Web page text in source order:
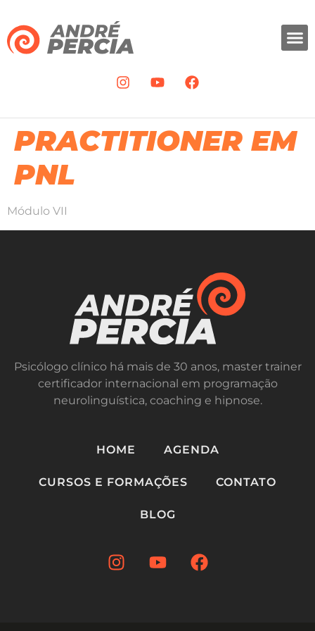
PRACTITIONER EM
PNL
Módulo VII
Psicólogo clínico há mais de 30 anos, master trainer
certificador internacional em programação
neurolinguística, coaching e hipnose.
HOME AGENDA
CURSOS E FORMAÇÕES CONTATO
BLOG